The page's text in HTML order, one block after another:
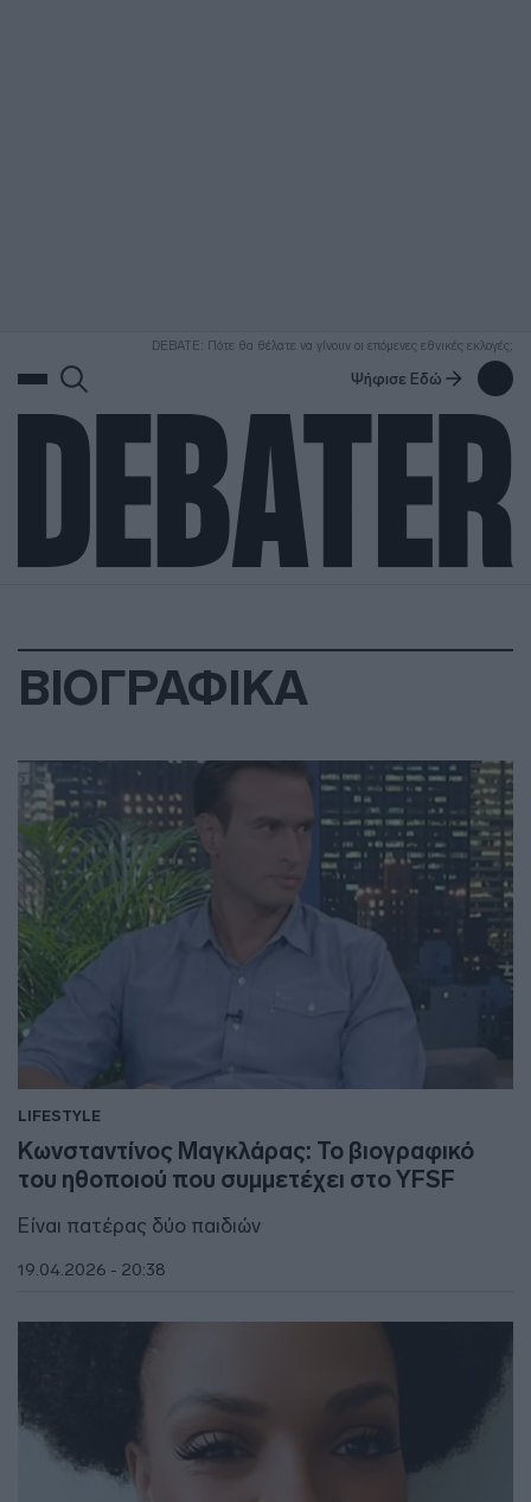
DEBATE: Πότε θα θέλατε να γίνουν οι επόμενες εθνικές εκλογές;
Ψήφισε Εδώ
ΒΙΟΓΡΑΦΙΚΑ
LIFESTYLE
Κωνσταντίνος Μαγκλάρας: Το βιογραφικό
του ηθοποιού που συμμετέχει στο YFSF
Είναι πατέρας δύο παιδιών
19.04.2026 - 20:38